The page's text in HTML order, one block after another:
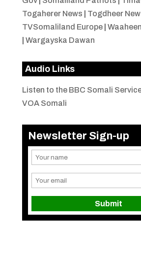
Togaherer News
Togdheer
TVSomaliland Europe|
Wargayska Dawan
Audio Links
Listen to the BBC Somali
VOA Somali
Newsletter Sign-up